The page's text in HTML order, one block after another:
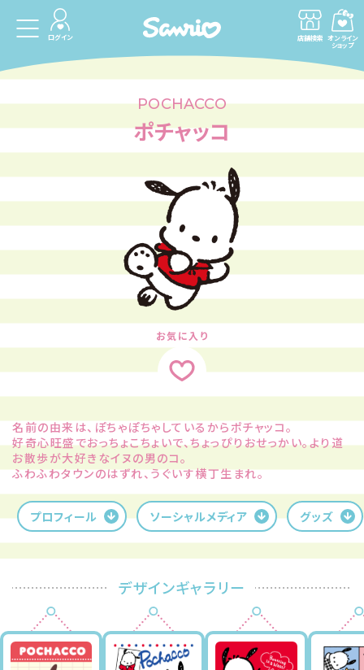
ログイン 店舗検索 オンライン
ショップ
POCHACCO
ポチャッコ
お気に入り
名前の由来は、ぽちゃぽちゃしているからポチャッコ。
好奇心旺盛でおっちょこちょいで、ちょっぴりおせっかい。より道
お散歩が大好きなイヌの男のコ。
ふわふわタウンのはずれ、うぐいす横丁生まれ。
プロフィール ソーシャルメディア グッズ
デザインギャラリー